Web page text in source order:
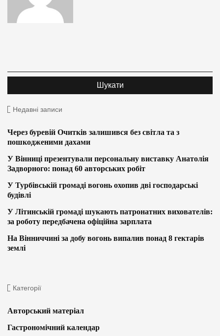
Недавні записи
Через буревій Очитків залишився без світла та з
пошкодженими дахами
У Вінниці презентували персональну виставку Анатолія
Задворного: понад 60 авторських робіт
У Турбівській громаді вогонь охопив дві господарські
будівлі
У Літинській громаді шукають патронатних вихователів:
за роботу передбачена офіційна зарплата
На Вінниччині за добу вогонь випалив понад 8 гектарів
землі
Категорії
Авторський матеріал
Гастрономічний календар